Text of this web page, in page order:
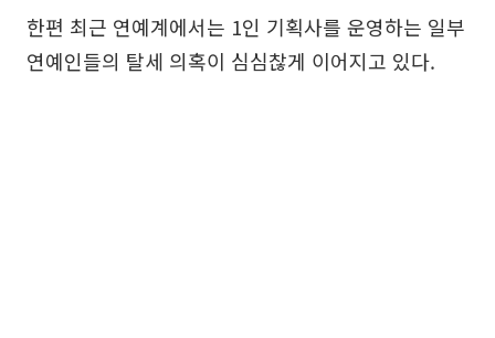
한편 최근 연예계에서는 1인 기획사를 운영하는 일부
연예인들의 탈세 의혹이 심심찮게 이어지고 있다.